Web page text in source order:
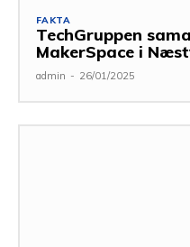
FAKTA
TechGruppen
MakerSpace i
admin - 26/01/2025